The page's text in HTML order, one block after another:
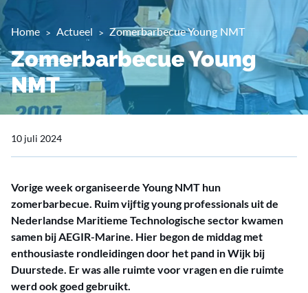
Home Actueel Zomerbarbecue Young NMT
Zomerbarbecue Young
NMT
10 juli 2024
Vorige week organiseerde Young NMT hun
zomerbarbecue. Ruim vijftig young professionals uit de
Nederlandse Maritieme Technologische sector kwamen
samen bij AEGIR-Marine. Hier begon de middag met
enthousiaste rondleidingen door het pand in Wijk bij
Duurstede. Er was alle ruimte voor vragen en die ruimte
werd ook goed gebruikt.